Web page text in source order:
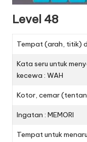
Level 48
Tempat (arah, titik)
Kata seru untuk
kecewa : WAH
Kotor, cemar
Ingatan : MEMORI
Tempat untuk